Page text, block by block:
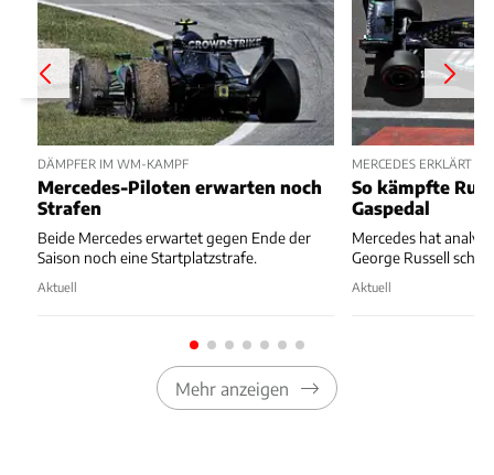
DÄMPFER IM WM-KAMPF
Mercedes-Piloten erwarten noch
Strafen
Beide Mercedes erwartet gegen Ende der
Saison noch eine Startplatzstrafe.
Aktuell
MERCEDES ERKLÄRT
So kämpfte
Gaspedal
Mercedes hat
George Russell
Aktuell
Mehr anzeigen